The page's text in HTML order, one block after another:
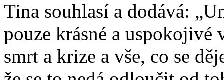
Tina souhlasí a dodává:
pouze krásné a uspokojivé
smrt a krize a vše, co se